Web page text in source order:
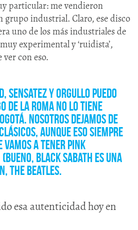
particular: me vendieron
grupo industrial. Claro, ese disco
uno de los más industriales de
experimental y ‘ruidista’,
con eso.
sensatez y orgullo puedo
de La Roma no lo tiene
Nosotros dejamos de
aunque eso siempre
vamos a tener Pink
Black Sabath es una
The Beatles.
esa autenticidad hoy en